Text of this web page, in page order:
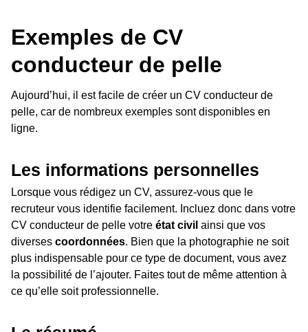
Exemples de CV
conducteur de pelle
Aujourd’hui, il est facile de créer un CV conducteur de
pelle, car de nombreux exemples sont disponibles en
ligne.
Les informations personnelles
Lorsque vous rédigez un CV, assurez-vous que le
recruteur vous identifie facilement. Incluez donc dans votre
CV conducteur de pelle votre état civil ainsi que vos
diverses coordonnées. Bien que la photographie ne soit
plus indispensable pour ce type de document, vous avez
la possibilité de l’ajouter. Faites tout de même attention à
ce qu’elle soit professionnelle.